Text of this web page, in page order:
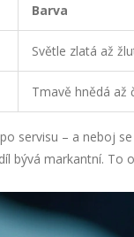
Barva
Světle zlatá až
Tmavě hnědá až
servisu – a neboj
bývá markantní. To